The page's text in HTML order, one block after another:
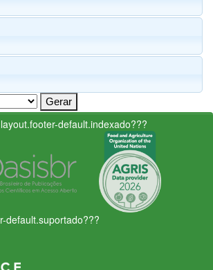
default.indexado???
default.suportado???